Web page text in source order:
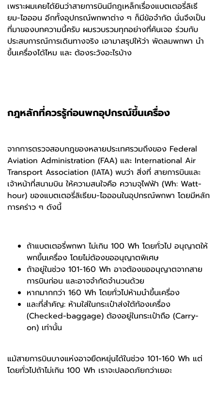
เพราะผมเคยได้ยินว่าสายการบินมีกฎเหล็กเรื่องแบตเตอรี่ลิเธี
ยม-ไอออน อีกทั้งอุปกรณ์พกพาต่าง ๆ ก็มีข้อจำกัด นั่นจึงเป็น
ที่มาของบทความนี้ครับ ผมรวบรวมทุกอย่างที่ค้นเจอ ร่วมกับ
ประสบการณ์การเดินทางจริง เอามาสรุปให้ว่า พัดลมพกพา นำ
ขึ้นเครื่องได้ไหม และ ต้องระวังอะไรบ้าง
กฎหลักที่ควรรู้ก่อนพกอุปกรณ์ขึ้นเครื่อง
จากการตรวจสอบกฎของหลายประเทศรวมถึงของ Federal
Aviation Administration (FAA) และ International Air
Transport Association (IATA) พบว่า สิ่งที่ สายการบินและ
เจ้าหน้าที่สนามบิน ให้ความสนใจคือ ความจุไฟฟ้า (Wh: Watt-
hour) ของแบตเตอรี่ลิเธียม-ไอออนในอุปกรณ์พกพา โดยมีหลัก
การคร่าว ๆ ดังนี้
ถ้าแบตเตอรี่พกพา ไม่เกิน 100 Wh โดยทั่วไป อนุญาตให้
พกขึ้นเครื่อง โดยไม่ต้องขออนุญาตพิเศษ
ถ้าอยู่ในช่วง 101-160 Wh อาจต้องขออนุญาตจากสาย
การบินก่อน และอาจจำกัดจำนวนด้วย
หากมากกว่า 160 Wh โดยทั่วไปห้ามนำขึ้นเครื่อง
และที่สำคัญ: ห้ามใส่ในกระเป๋าส่งใต้ท้องเครื่อง
(Checked-baggage) ต้องอยู่ในกระเป๋าถือ (Carry-
on) เท่านั้น
แม้สายการบินบางแห่งอาจยืดหยุ่นได้ในช่วง 101-160 Wh แต่
โดยทั่วไปถ้าไม่เกิน 100 Wh เราจะปลอดภัยกว่าเยอะ